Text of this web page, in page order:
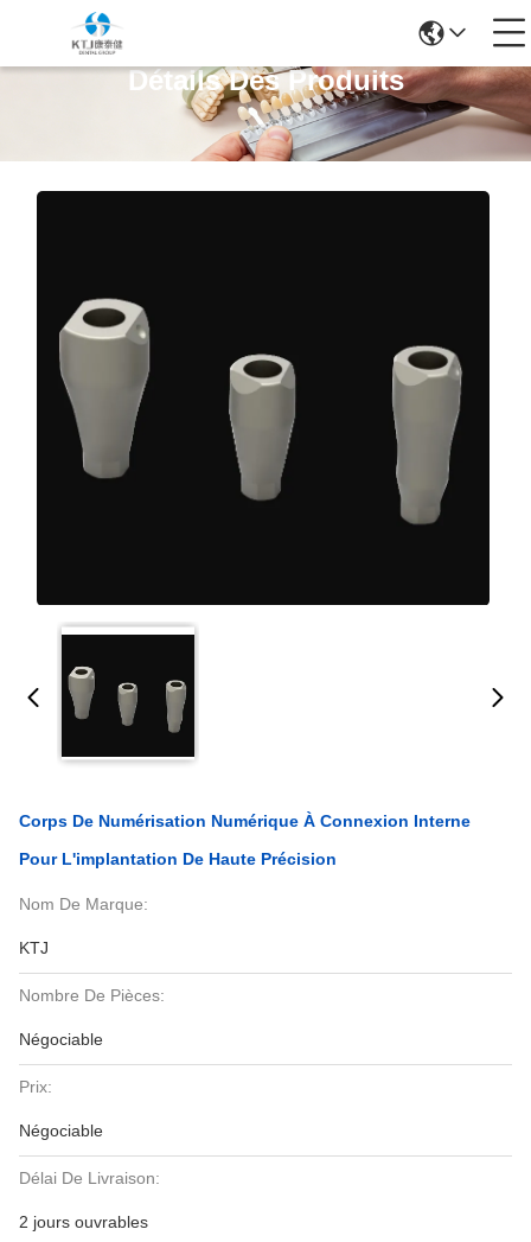
Détails Des Produits
Corps De Numérisation Numérique À Connexion Interne
Pour L'implantation De Haute Précision
Nom De Marque:
KTJ
Nombre De Pièces:
Négociable
Prix:
Négociable
Délai De Livraison:
2 jours ouvrables